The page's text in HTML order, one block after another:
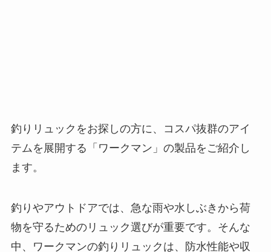
釣りリュックをお探しの方に、コスパ抜群のアイ
テムを展開する「ワークマン」の製品をご紹介し
ます。
釣りやアウトドアでは、急な雨や水しぶきから荷
物を守るためのリュック選びが重要です。そんな
中、ワークマンの釣りリュックは、防水性能や収